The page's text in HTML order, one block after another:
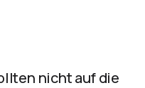
nicht auf die